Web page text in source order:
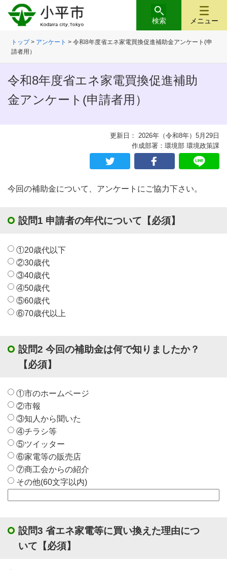
メニュー
検索
トップ> アンケート > 令和8年度省エネ家電買換促進補助金アンケート(申
請者用）
令和8年度省エネ家電買換促進補助
金アンケート(申請者用）
更新日： 2026年（令和8年）5月29日
作成部署：環境部 環境政策課
今回の補助金について、アンケートにご協力下さい。
設問1 申請者の年代について 【必須】
①20歳代以下
②30歳代
③40歳代
④50歳代
⑤60歳代
⑥70歳代以上
設問2 今回の補助金は何で知りましたか？
【必須】
①市のホームページ
②市報
③知人から聞いた
④チラシ等
⑤ツイッター
⑥家電等の販売店
⑦商工会からの紹介
その他(60文字以内)
設問3 省エネ家電等に買い換えた理由につ
いて 【必須】